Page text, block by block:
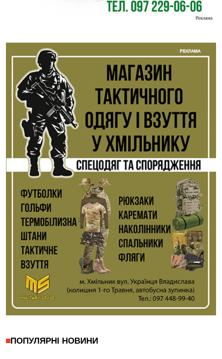
ПОПУЛЯРНІ НОВИНИ